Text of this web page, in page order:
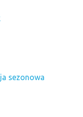
sezonowa